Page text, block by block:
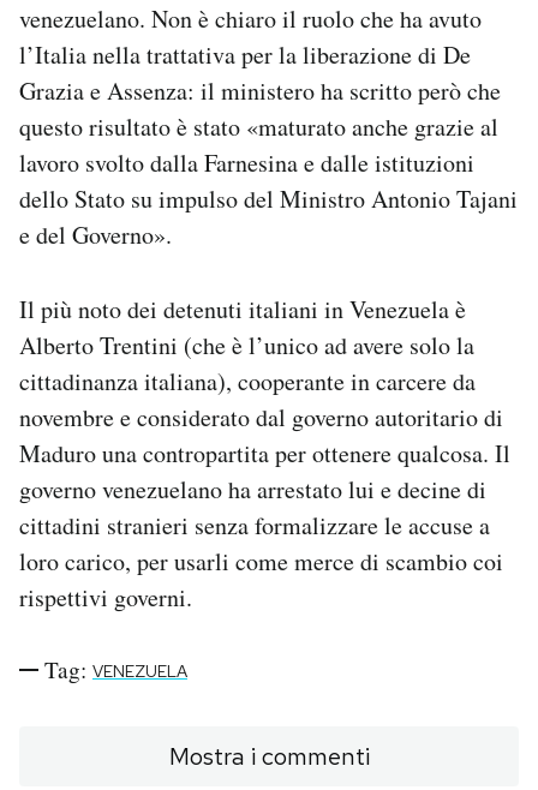
venezuelano. Non è chiaro il ruolo che ha avuto
l’Italia nella trattativa per la liberazione di De
Grazia e Assenza: il ministero ha scritto però che
questo risultato è stato «maturato anche grazie al
lavoro svolto dalla Farnesina e dalle istituzioni
dello Stato su impulso del Ministro Antonio Tajani
e del Governo».
Il più noto dei detenuti italiani in Venezuela è
Alberto Trentini (che è l’unico ad avere solo la
cittadinanza italiana), cooperante in carcere da
novembre e considerato dal governo autoritario di
Maduro una contropartita per ottenere qualcosa. Il
governo venezuelano ha arrestato lui e decine di
cittadini stranieri senza formalizzare le accuse a
loro carico, per usarli come merce di scambio coi
rispettivi governi.
Tag: VENEZUELA
Mostra i commenti